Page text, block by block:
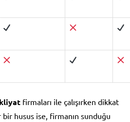
firmaları ile çalışırken dikkat
husus ise, firmanın sunduğu